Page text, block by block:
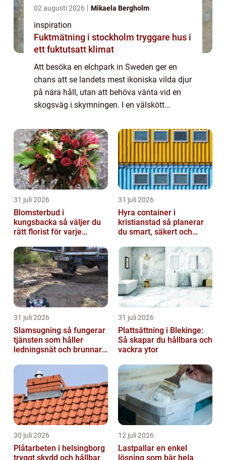
02 augusti 2026 Mikaela Bergholm
inspiration
Fuktmätning i stockholm tryggare hus i
ett fuktutsatt klimat
Att besöka en elchpark in Sweden ger en
chans att se landets mest ikoniska vilda djur
på nära håll, utan att behöva vänta vid en
skogsväg i skymningen. I en välskött
från djuren, lära sig om deras liv i de svens...
31 juli 2026
Blomsterbud i
kungsbacka så väljer du
rätt florist för varje
31 juli 2026
Hyra container i
kristianstad så planerar
du smart, säkert och
31 juli 2026
Slamsugning så fungerar
tjänsten som håller
ledningsnät och brunnar i
31 juli 2026
Plattsättning i Blekinge:
Så skapar du hållbara och
vackra ytor
30 juli 2026
Plåtarbeten i helsingborg
tryggt skydd och hållbar
12 juli 2026
Lastpallar en enkel
lösning som bär hela